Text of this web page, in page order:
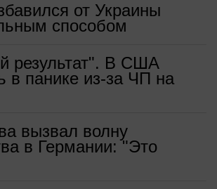
от Украины
способом
результат". В США
в панике из-за ЧП на
вызвал волну
в Германии: "Это